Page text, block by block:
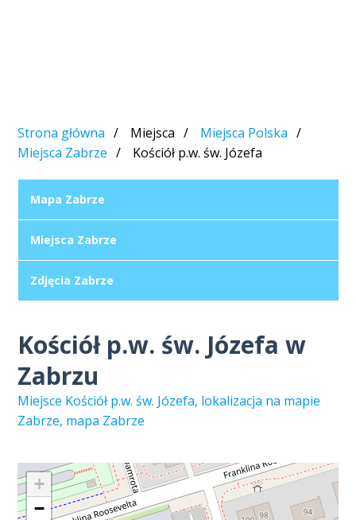
Strona główna Miejsca
Miejsca Polska
Miejsca Zabrze
Kościół p.w. św. Józefa
Mapa Zabrze
Miejsca Zabrze
Zdjęcia Zabrze
Kościół p.w. św. Józefa w
Zabrzu
Miejsce Kościół p.w. św. Józefa, lokalizacja na mapie
Zabrze, mapa Zabrze
+
−